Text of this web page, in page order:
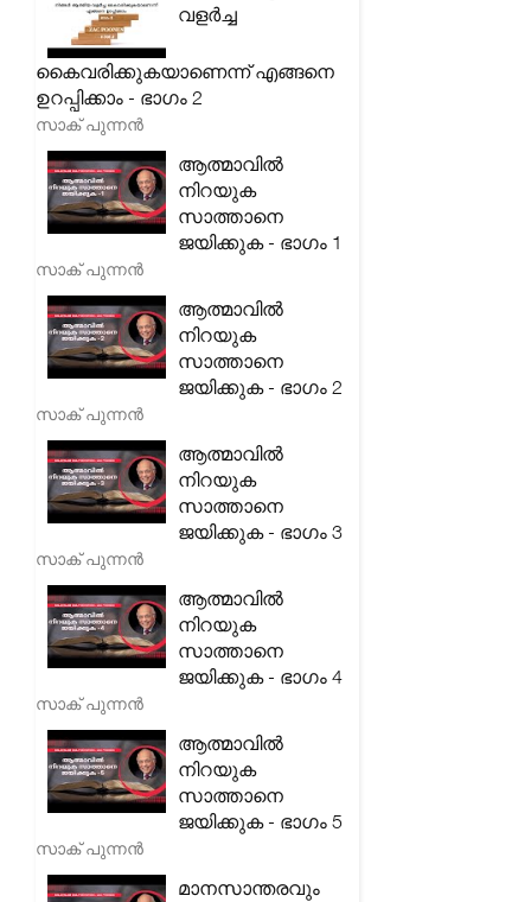
വളർച്ച
കൈവരിക്കുകയാണെന്ന് എങ്ങനെ
ഉറപ്പിക്കാം - ഭാഗം 2
സാക് പുന്നൻ
ആത്മാവിൽ
നിറയുക
സാത്താനെ
ജയിക്കുക - ഭാഗം 1
സാക് പുന്നൻ
ആത്മാവിൽ
നിറയുക
സാത്താനെ
ജയിക്കുക - ഭാഗം 2
സാക് പുന്നൻ
ആത്മാവിൽ
നിറയുക
സാത്താനെ
ജയിക്കുക - ഭാഗം 3
സാക് പുന്നൻ
ആത്മാവിൽ
നിറയുക
സാത്താനെ
ജയിക്കുക - ഭാഗം 4
സാക് പുന്നൻ
ആത്മാവിൽ
നിറയുക
സാത്താനെ
ജയിക്കുക - ഭാഗം 5
സാക് പുന്നൻ
മാനസാന്തരവും